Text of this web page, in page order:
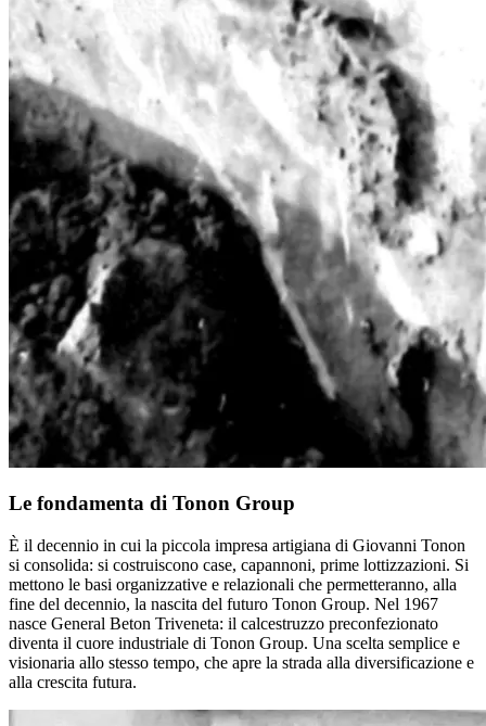
Le fondamenta di Tonon Group
È il decennio in cui la piccola impresa artigiana di Giovanni Tonon
si consolida: si costruiscono case, capannoni, prime lottizzazioni. Si
mettono le basi organizzative e relazionali che permetteranno, alla
fine del decennio, la nascita del futuro Tonon Group. Nel 1967
nasce General Beton Triveneta: il calcestruzzo preconfezionato
diventa il cuore industriale di Tonon Group. Una scelta semplice e
visionaria allo stesso tempo, che apre la strada alla diversificazione e
alla crescita futura.